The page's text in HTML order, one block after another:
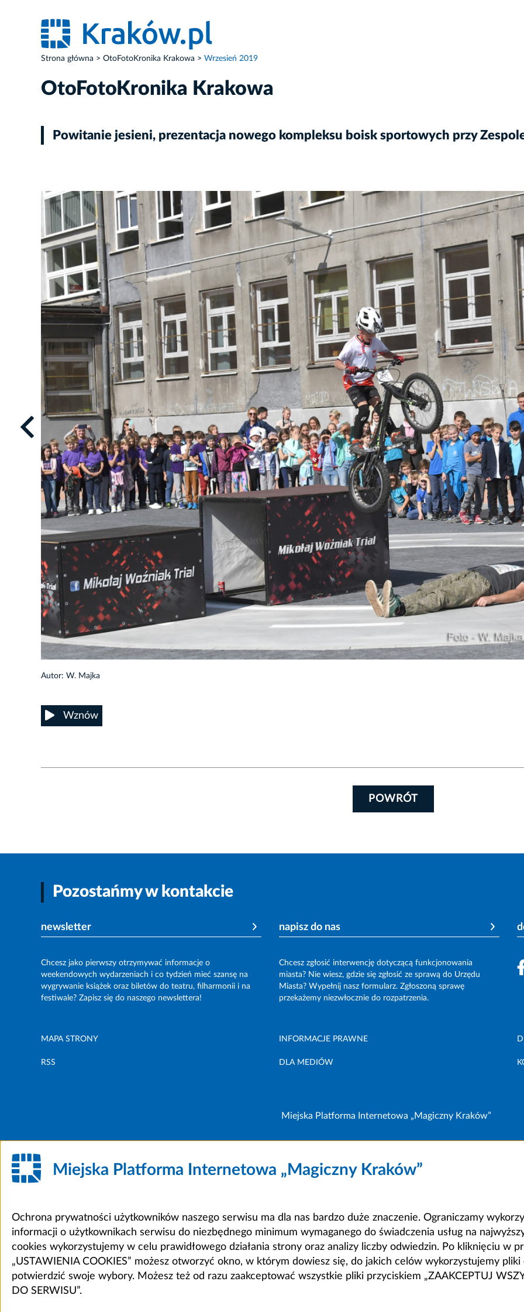
Strona główna OtoFotoKronika Krakowa Wrzesień 2019
OtoFotoKronika Krakowa
Powitanie jesieni, prezentacja nowego kompleksu boisk sportowych przy Zespole
Autor: W. Majka
Wznów
POWRÓT
Pozostańmy w kontakcie
newsletter
Chcesz jako pierwszy otrzymywać informacje o
weekendowych wydarzeniach i co tydzień mieć szansę na
wygrywanie książek oraz biletów do teatru, filharmonii i na
festiwale? Zapisz się do naszego newslettera!
napisz do nas
Chcesz zgłosić interwencję dotyczącą funkcjonowania
miasta? Nie wiesz, gdzie się zgłosić ze sprawą do Urzędu
Miasta? Wypełnij nasz formularz. Zgłoszoną sprawę
przekażemy niezwłocznie do rozpatrzenia.
MAPA STRONY INFORMACJE PRAWNE
RSS DLA MEDIÓW
Miejska Platforma Internetowa „Magiczny Kraków”
Miejska Platforma Internetowa „Magiczny Kraków”
Ochrona prywatności użytkowników naszego serwisu ma dla nas bardzo duże znaczenie. Ograniczamy
informacji o użytkownikach serwisu do niezbędnego minimum wymaganego do świadczenia usług na
cookies wykorzystujemy w celu prawidłowego działania strony oraz analizy liczby odwiedzin. Po kliknięciu w
„USTAWIENIA COOKIES” możesz otworzyć okno, w którym dowiesz się, do jakich celów wykorzystujemy pliki
potwierdzić swoje wybory. Możesz też od razu zaakceptować wszystkie pliki przyciskiem „ZAAKCEPTUJ
DO SERWISU”.